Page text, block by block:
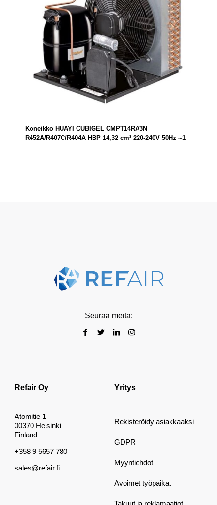
Koneikko HUAYI CUBIGEL CMPT14RA3N
R452A/R407C/R404A HBP 14,32 cm³ 220-240V 50Hz ~1
Seuraa meitä:
Refair Oy
Atomitie 1
00370 Helsinki
Finland
+358 9 5657 780
sales@refair.fi
Yritys
Rekisteröidy asiakkaaksi
GDPR
Myyntiehdot
Avoimet työpaikat
Takuut ja reklamaatiot